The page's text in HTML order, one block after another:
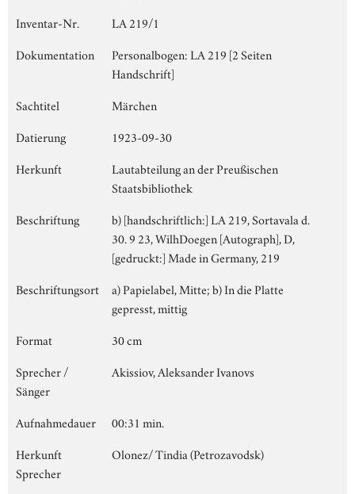
Inventar-Nr.
LA 219/1
Dokumentation
Personalbogen: LA 219 [2 Seiten
Handschrift]
Sachtitel
Märchen
Datierung
1923-09-30
Herkunft
Lautabteilung an der Preußischen
Staatsbibliothek
Beschriftung
b) [handschriftlich:] LA 219, Sortavala d.
30. 9 23, WilhDoegen [Autograph], D,
[gedruckt:] Made in Germany, 219
Beschriftungsort
a) Papielabel, Mitte; b) In die Platte
gepresst, mittig
Format
30 cm
Sprecher /
Sänger
Akissiov, Aleksander Ivanovs
Aufnahmedauer
00:31 min.
Herkunft
Sprecher
Olonez/ Tindia (Petrozavodsk)